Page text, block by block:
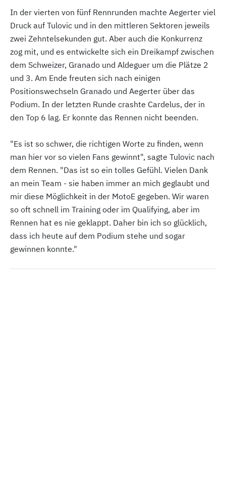
In der vierten von fünf Rennrunden machte Aegerter viel
Druck auf Tulovic und in den mittleren Sektoren jeweils
zwei Zehntelsekunden gut. Aber auch die Konkurrenz
zog mit, und es entwickelte sich ein Dreikampf zwischen
dem Schweizer, Granado und Aldeguer um die Plätze 2
und 3. Am Ende freuten sich nach einigen
Positionswechseln Granado und Aegerter über das
Podium. In der letzten Runde crashte Cardelus, der in
den Top 6 lag. Er konnte das Rennen nicht beenden.
"Es ist so schwer, die richtigen Worte zu finden, wenn
man hier vor so vielen Fans gewinnt", sagte Tulovic nach
dem Rennen. "Das ist so ein tolles Gefühl. Vielen Dank
an mein Team - sie haben immer an mich geglaubt und
mir diese Möglichkeit in der MotoE gegeben. Wir waren
so oft schnell im Training oder im Qualifying, aber im
Rennen hat es nie geklappt. Daher bin ich so glücklich,
dass ich heute auf dem Podium stehe und sogar
gewinnen konnte."